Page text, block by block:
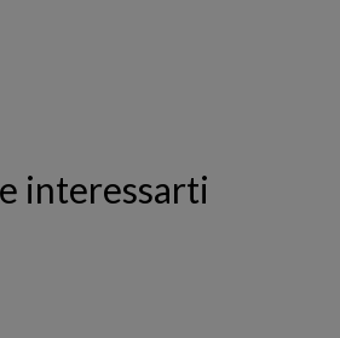
interessarti